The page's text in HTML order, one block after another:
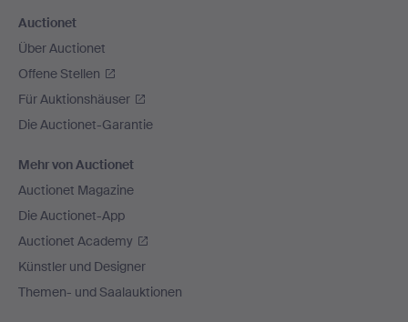
Auctionet
Über Auctionet
Offene Stellen
Für Auktionshäuser
Die Auctionet-Garantie
Mehr von Auctionet
Auctionet Magazine
Die Auctionet-App
Auctionet Academy
Künstler und Designer
Themen- und Saalauktionen